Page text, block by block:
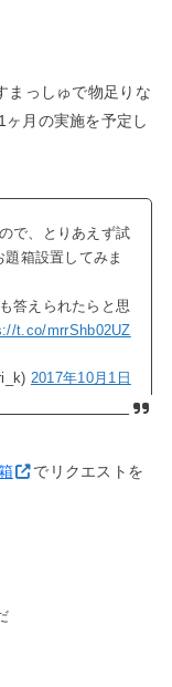
まっしゅで物足りな
月の実施を予定し
で、とりあえず試
箱設置してみま
答えられたらと思
t.co/mrrShb02UZ
2017年10月1日
でリクエストを